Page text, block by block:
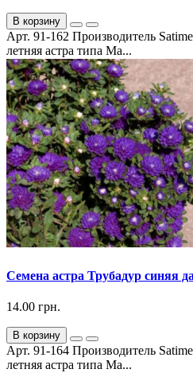
В корзину
Арт. 91-162 Производитель
летняя астра типа Ма...
Семена астра Трубадур синяя
14.00 грн.
В корзину
Арт. 91-164 Производитель
летняя астра типа Ма...